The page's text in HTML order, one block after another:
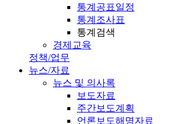
통계공표일정
통계조사표
통계검색
경제교육
정책/업무
뉴스/자료
뉴스 및 의사록
보도자료
주간보도계획
언론보도해명자료